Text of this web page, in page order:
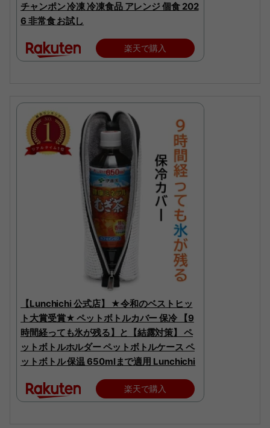
チャンポン 冷凍 冷凍食品 アレンジ 個食 202
6 非常食 お試し
楽天で購入
【Lunchichi 公式店】 ★令和のベストヒッ
ト大賞受賞★ ペットボトルカバー 保冷 【9
時間経っても氷が残る】と【結露対策】 ペ
ットボトルホルダー ペットボトルケース ペ
ットボトル 保温 650mlまで適用 Lunchichi
楽天で購入